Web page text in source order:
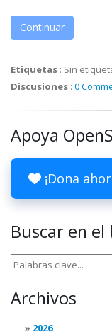
Continuar
Etiquetas : Sin
Discusiones : 0
Apoya
¡Dona
Buscar en el
Archivos
2026